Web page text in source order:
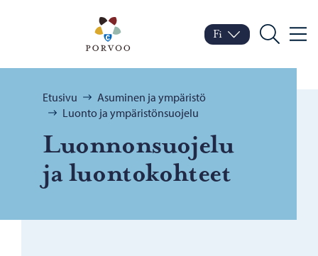
Porvoo – Siirry
Vaihda kieltä
Nykyinen kieli: Suomi
Fi
Hae
Selaa:
Etusivu
Asuminen ja ympäristö
Luonto ja ympäristönsuojelu
Luon­non­suo­je­lu
ja luon­to­koh­teet